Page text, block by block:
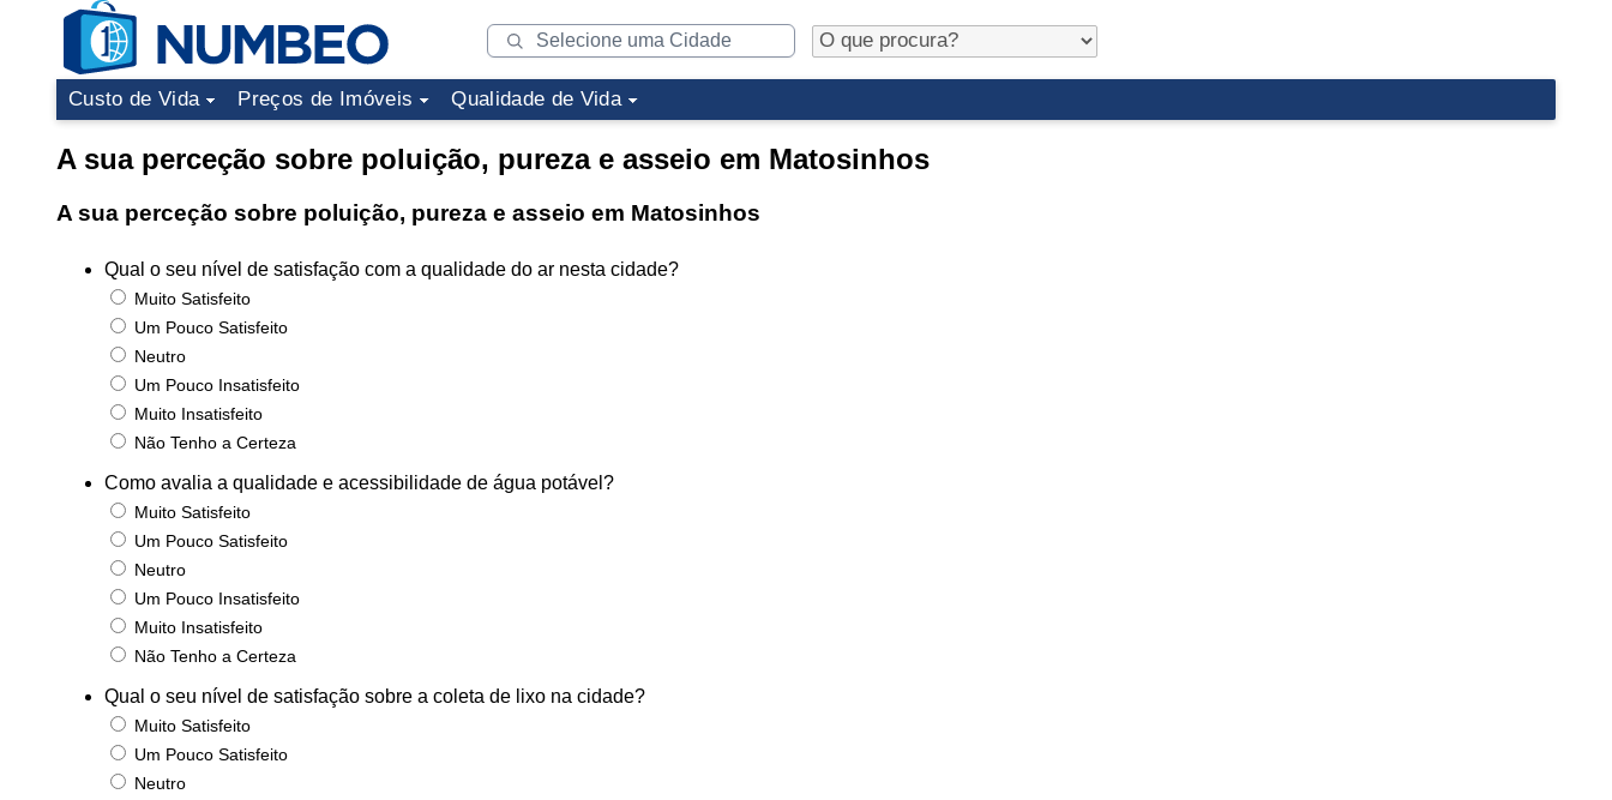
Custo de Vida Preços de Imóveis Qualidade de Vida
A sua perceção sobre poluição, pureza e asseio em Matosinhos
A sua perceção sobre poluição, pureza e asseio em Matosinhos
Qual o seu nível de satisfação com a qualidade do ar nesta cidade?
Muito Satisfeito
Um Pouco Satisfeito
Neutro
Um Pouco Insatisfeito
Muito Insatisfeito
Não Tenho a Certeza
Como avalia a qualidade e acessibilidade de água potável?
Muito Satisfeito
Um Pouco Satisfeito
Neutro
Um Pouco Insatisfeito
Muito Insatisfeito
Não Tenho a Certeza
Qual o seu nível de satisfação sobre a coleta de lixo na cidade?
Muito Satisfeito
Um Pouco Satisfeito
Neutro